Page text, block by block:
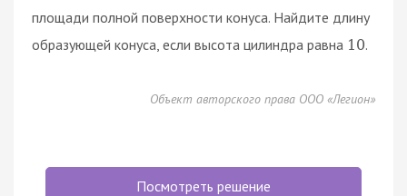
площади полной поверхности конуса. Найдите длину
образующей конуса, если высота цилиндра равна 10.
Объект авторского права ООО «Легион»
Посмотреть решение